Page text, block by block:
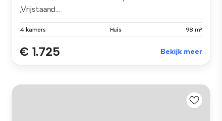
,Vrijstaand...
4 kamers Huis 98 m²
€ 1.725 Bekijk meer